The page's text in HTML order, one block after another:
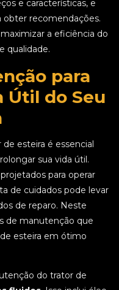
e características, e
obter recomendações.
a eficiência do
qualidade.
para
Útil do Seu
esteira é essencial
sua vida útil.
para operar
de cuidados pode levar
de reparo. Neste
de manutenção que
esteira em ótimo
do trator de